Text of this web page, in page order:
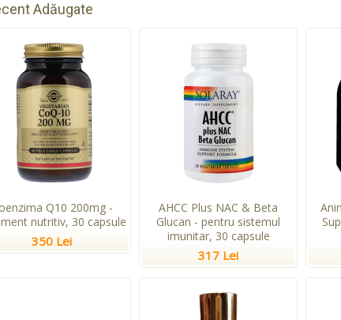
Adăugate
Q10 200mg -
nutritiv, 30 capsule
350 Lei
AHCC Plus NAC & Beta
Glucan - pentru sistemul
imunitar, 30 capsule
317 Lei